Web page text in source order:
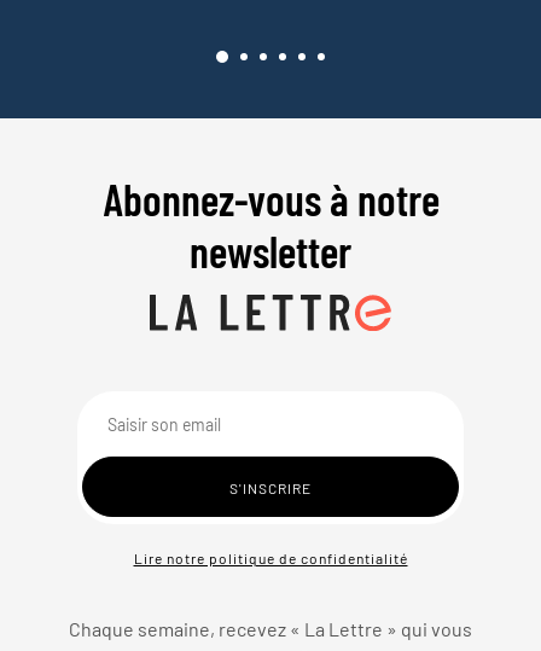
Abonnez-vous à notre
newsletter
Lire notre politique de confidentialité
Chaque semaine, recevez « La Lettre » qui vous